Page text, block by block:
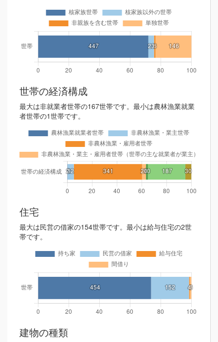
世帯の経済構成
最大は非就業者世帯の167世帯です。最小は農林漁業就業
者世帯の1世帯です。
住宅
最大は民営の借家の154世帯です。最小は給与住宅の2世
帯です。
建物の種類